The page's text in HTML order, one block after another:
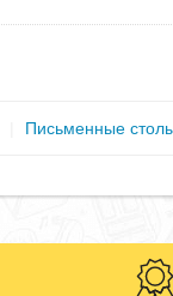
Письменные